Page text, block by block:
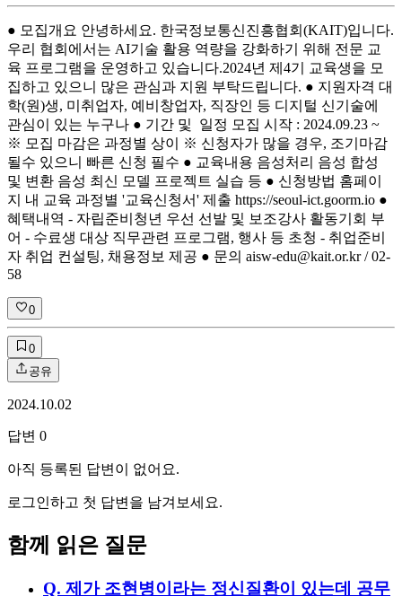
● 모집개요 안녕하세요. 한국정보통신진흥협회(KAIT)입니다.
우리 협회에서는 AI기술 활용 역량을 강화하기 위해 전문 교
육 프로그램을 운영하고 있습니다.​ 2024년 제4기 교육생을 모
집하고 있으니 많은 관심과 지원 부탁드립니다. ● 지원자격 대
학(원)생, 미취업자, 예비창업자, 직장인 등 디지털 신기술에
관심이 있는 누구나 ● 기간 및 일정 모집 시작 : 2024.09.23 ~
※ 모집 마감은 과정별 상이 ※ 신청자가 많을 경우, 조기마감
될수 있으니 빠른 신청 필수 ● 교육내용 음성처리 음성 합성
및 변환 음성 최신 모델 프로젝트 실습 등 ● 신청방법 홈페이
지 내 교육 과정별 '교육신청서' 제출 https://seoul-ict.goorm.io ●
혜택내역 - 자립준비청년 우선 선발 및 보조강사 활동기회 부
어 - 수료생 대상 직무관련 프로그램, 행사 등 초청 - 취업준비
자 취업 컨설팅, 채용정보 제공 ● 문의 aisw-edu@kait.or.kr / 02-
58
0
0
공유
2024.10.02
답변 0
아직 등록된 답변이 없어요.
로그인하고 첫 답변을 남겨보세요.
함께 읽은 질문
Q. 제가 조현병이라는 정신질환이 있는데 공무